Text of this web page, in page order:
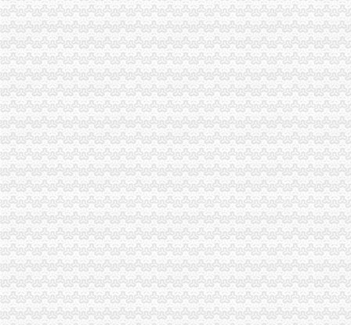
梁平县出台《关于大力发展微型企业的重庆税务注销若干意见》
市重庆税务注销直工委检查组高度评价市局机关2010年度建工作
奉节局当好“五个角”重庆分公司注销全力服务“十二五”规划顺利实施
全市工商系统扎实开展“三进三同”重庆公司注销活动成效显著
全市重庆代办公司工商系统构建起流通环节食品安全监管新模式
2010年全市重庆营业执照注销中介服务业发展呈现三大态势